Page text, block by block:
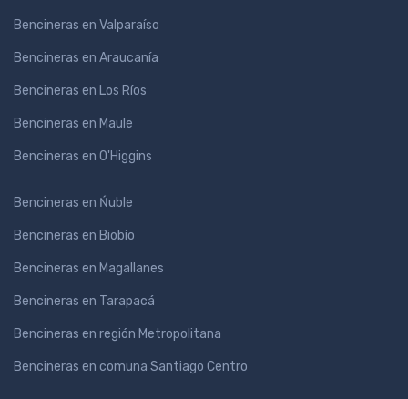
Bencineras en Valparaíso
Bencineras en Araucanía
Bencineras en Los Ríos
Bencineras en Maule
Bencineras en O'Higgins
Bencineras en Ńuble
Bencineras en Biobío
Bencineras en Magallanes
Bencineras en Tarapacá
Bencineras en región Metropolitana
Bencineras en comuna Santiago Centro